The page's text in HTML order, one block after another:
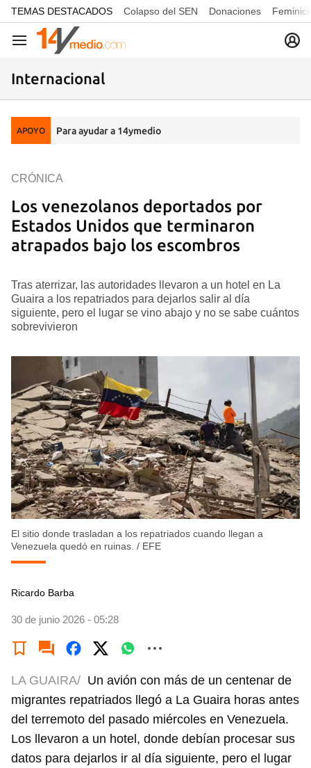
common.go-to-content
TEMAS DESTACADOS Colapso del SEN Donaciones
Navegación
Internacional
APOYO Para ayudar a 14ymedio
Los venezolanos deportados por
Estados Unidos que terminaron
atrapados bajo los escombros
CRÓNICA
Tras aterrizar, las autoridades llevaron a un hotel en La
Guaira a los repatriados para dejarlos salir al día
siguiente, pero el lugar se vino abajo y no se sabe cuántos
sobrevivieron
El sitio donde trasladan a los repatriados cuando llegan a
Venezuela quedó en ruinas. / EFE
Ricardo Barba
30 de junio 2026 - 05:28
LA GUAIRA/ Un avión con más de un centenar de
migrantes repatriados llegó a La Guaira horas antes
del terremoto del pasado miércoles en Venezuela.
Los llevaron a un hotel, donde debían procesar sus
datos para dejarlos ir al día siguiente, pero el lugar